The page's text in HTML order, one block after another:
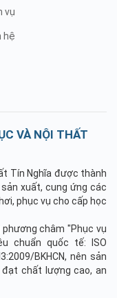
vụ
hệ
VÀ NỘI THẤT
Tín Nghĩa được thành
xuất, cung ứng các
phục vụ cho cấp học
châm "Phục vụ
chuẩn quốc tế: ISO
BKHCN, nên sản
chất lượng cao, an